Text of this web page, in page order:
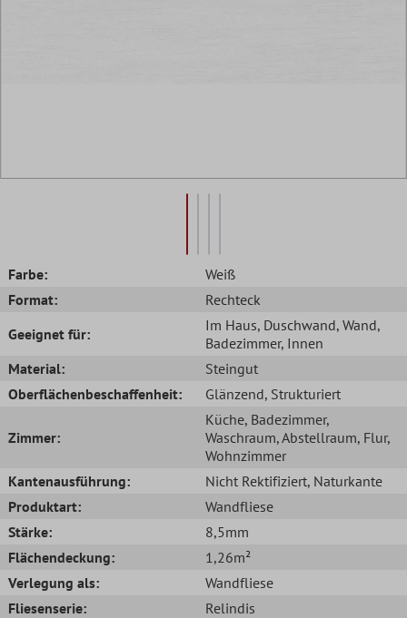
Farbe:
Weiß
Format:
Rechteck
Geeignet für:
Im Haus, Duschwand, Wand,
Badezimmer, Innen
Material:
Steingut
Oberflächenbeschaffenheit:
Glänzend, Strukturiert
Zimmer:
Küche, Badezimmer,
Waschraum, Abstellraum, Flur,
Wohnzimmer
Kantenausführung:
Nicht Rektifiziert, Naturkante
Produktart:
Wandfliese
Stärke:
8,5mm
Flächendeckung:
1,26m²
Verlegung als:
Wandfliese
Fliesenserie:
Relindis